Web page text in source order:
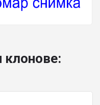
клонове: